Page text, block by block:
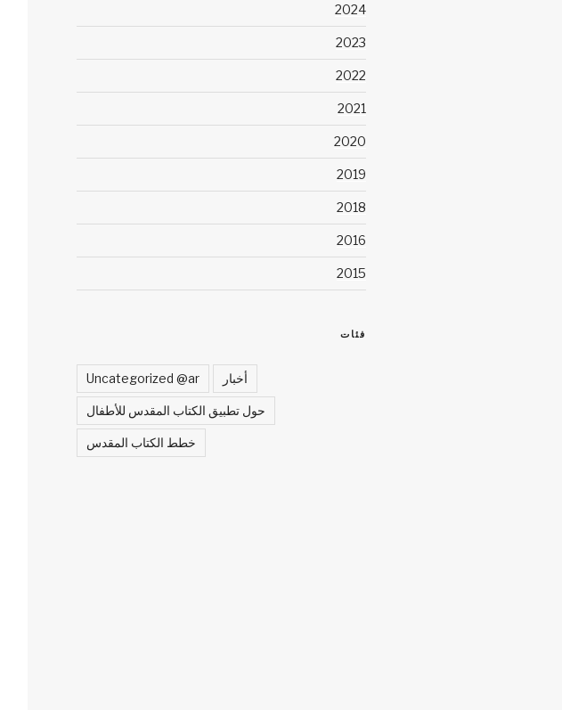
2024
2023
2022
2021
2020
2019
2018
2016
2015
فئات
Uncategorized @ar أخبار
حول تطبيق الكتاب المقدس للأطفال
خطط الكتاب المقدس